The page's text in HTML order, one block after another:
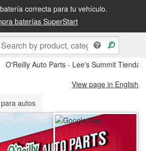
correcta para tu vehículo.
baterías SuperStart
al día siguiente o recógela en la tienda
O'Reilly Auto Parts - Lee's Summit Tienda
View page in English
autos